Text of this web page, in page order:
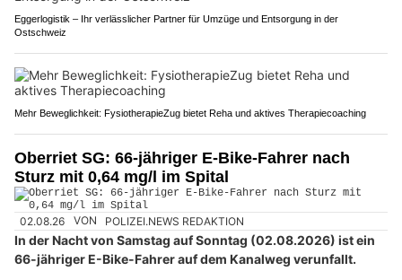
Eggerlogistik – Ihr verlässlicher Partner für Umzüge und Entsorgung in der
Ostschweiz
Mehr Beweglichkeit: FysiotherapieZug bietet Reha und aktives Therapiecoaching
Oberriet SG: 66-jähriger E-Bike-Fahrer nach
Sturz mit 0,64 mg/l im Spital
02.08.26 VON POLIZEI.NEWS REDAKTION
In der Nacht von Samstag auf Sonntag (02.08.2026) ist ein
66-jähriger E-Bike-Fahrer auf dem Kanalweg verunfallt.